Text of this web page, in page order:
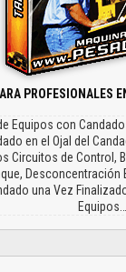
PROFESIONALES
Equipos con
en el Ojal del
Circuitos de
una Vez
Equipos…